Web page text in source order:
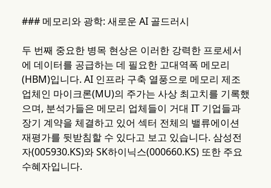
### 메모리와 광학: 새로운 AI 골드러시
두 번째 중요한 병목 현상은 이러한 강력한 프로세서
에 데이터를 공급하는 데 필요한 고대역폭 메모리
(HBM)입니다. AI 인프라 구축 열풍으로 메모리 제조
업체인 마이크론(MU)의 주가는 사상 최고치를 기록했
으며, 분석가들은 메모리 업체들이 거대 IT 기업들과
장기 계약을 체결하고 있어 섹터 전체의 밸류에이션
재평가를 뒷받침할 수 있다고 보고 있습니다. 삼성전
자(005930.KS)와 SK하이닉스(000660.KS) 또한 주요
수혜자입니다.